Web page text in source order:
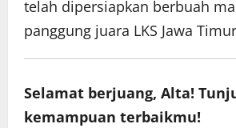
telah dipersiapkan berbuah
panggung juara LKS Jawa
Selamat berjuang, Alta!
kemampuan terbaikmu!